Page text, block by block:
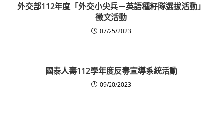
外交部112年度「外交小尖兵－英語種籽隊選拔活動」
徵文活動
07/25/2023
國泰人壽112學年度反毒宣導系統活動
09/20/2023